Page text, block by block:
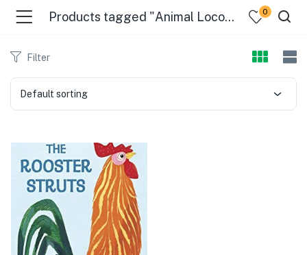
Products tagged "Animal Locomotion" 0
Filter
Default sorting